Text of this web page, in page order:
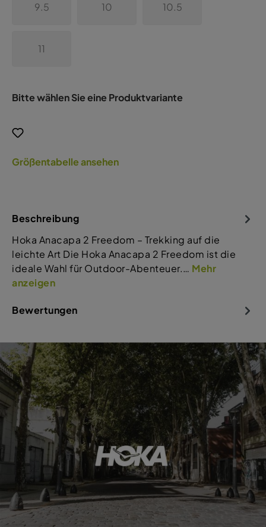
9.5 10 10.5
11
Bitte wählen Sie eine Produktvariante
Größentabelle ansehen
Beschreibung
Hoka Anacapa 2 Freedom – Trekking auf die
leichte Art Die Hoka Anacapa 2 Freedom ist die
ideale Wahl für Outdoor-Abenteuer.… Mehr
anzeigen
Bewertungen